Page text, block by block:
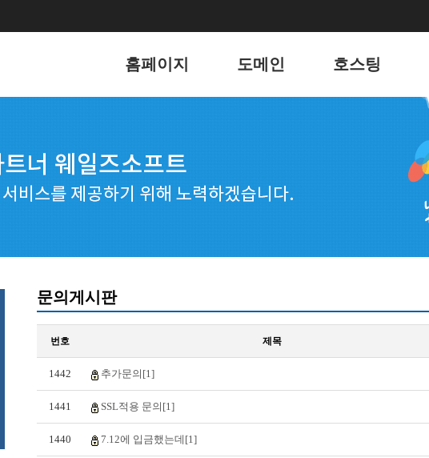
호스팅
도메인
홈페이지
포트폴리오
문의게시판
번호 제목
1442 추가문의[1]
1441 SSL적용 문의[1]
1440 7.12에 입금했는데[1]